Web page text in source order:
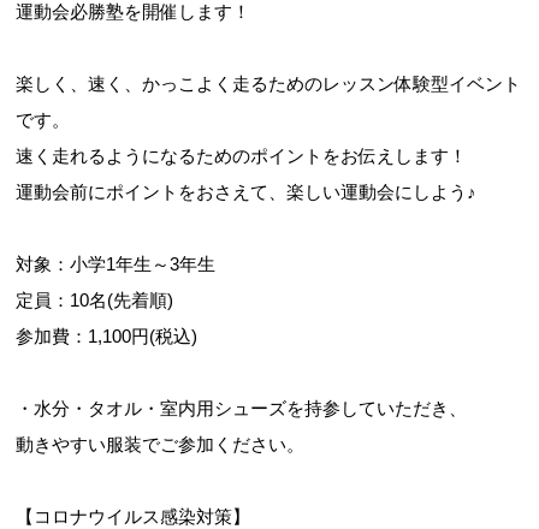
運動会必勝塾を開催します！
楽しく、速く、かっこよく走るためのレッスン体験型イベント
です。
速く走れるようになるためのポイントをお伝えします！
運動会前にポイントをおさえて、楽しい運動会にしよう♪
対象：小学1年生～3年生
定員：10名(先着順)
参加費：1,100円(税込)
・水分・タオル・室内用シューズを持参していただき、
動きやすい服装でご参加ください。
【コロナウイルス感染対策】